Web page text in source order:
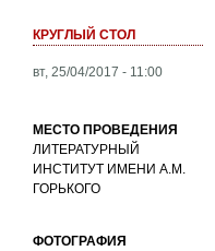
КРУГЛЫЙ СТОЛ
вт, 25/04/2017 - 11:00
МЕСТО ПРОВЕДЕНИЯ
ЛИТЕРАТУРНЫЙ
ИНСТИТУТ ИМЕНИ А.М.
ГОРЬКОГО
ФОТОГРАФИЯ